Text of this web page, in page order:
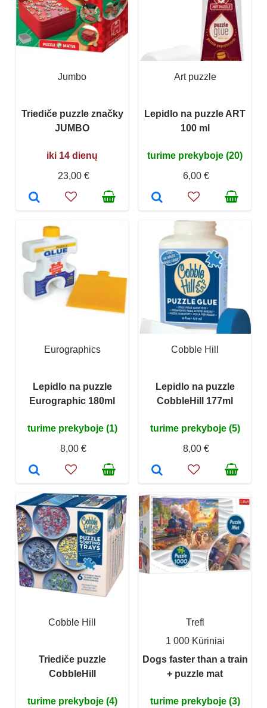
Jumbo
Triediče puzzle značky
JUMBO
iki 14 dienų
23,00 €
Art puzzle
Lepidlo na puzzle ART
100 ml
turime prekyboje (20)
6,00 €
Eurographics
Lepidlo na puzzle
Eurographic 180ml
turime prekyboje (1)
8,00 €
Cobble Hill
Lepidlo na puzzle
CobbleHill 177ml
turime prekyboje (5)
8,00 €
Cobble Hill
Triediče puzzle
CobbleHill
turime prekyboje (4)
Trefl
1 000 Kūriniai
Dogs faster than a train
+ puzzle mat
turime prekyboje (3)